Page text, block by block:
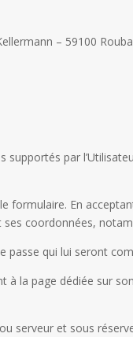
– 59100
par
formulaire. En
coordonnées,
passe qui lui seront
la page dédiée sur
serveur et sous